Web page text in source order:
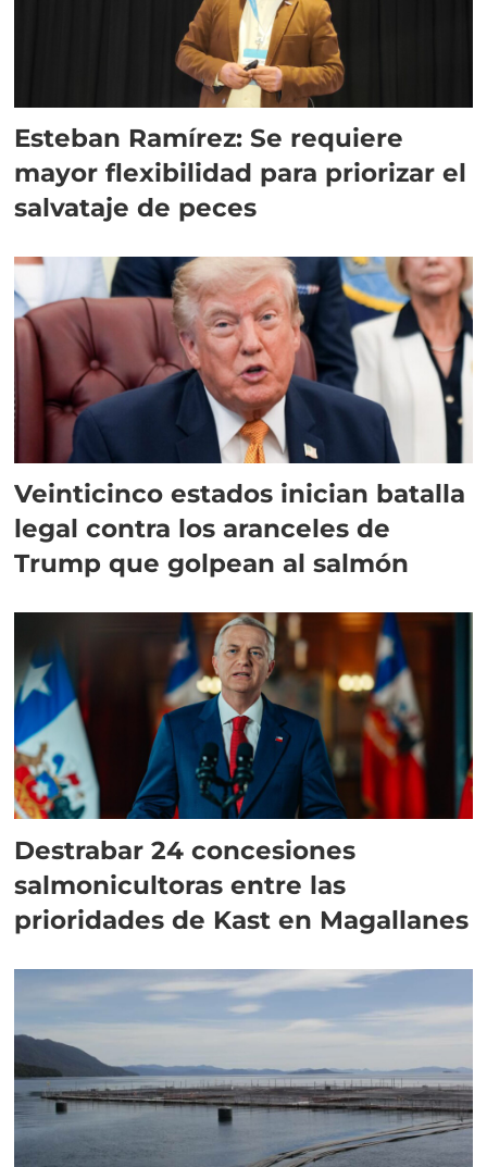
Esteban Ramírez: Se requiere
mayor flexibilidad para priorizar el
salvataje de peces
Veinticinco estados inician batalla
legal contra los aranceles de
Trump que golpean al salmón
Destrabar 24 concesiones
salmonicultoras entre las
prioridades de Kast en Magallanes